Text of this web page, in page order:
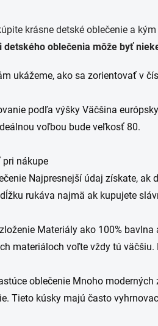
krásne detské oblečenie a
oblečenia môže byť
ukážeme, ako sa zorientovať v
podľa výšky ​Väčšina
voľbou bude veľkosť 80.
nákupe
​Najpresnejší údaj získate,
rukáva najmä ak kupujete
​Materiály ako 100%
materiáloch voľte vždy tú
oblečenie ​Mnoho
Tieto kúsky majú často